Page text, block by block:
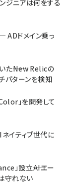
ジニアは何をする
ADドメイン乗っ
た――New Relicの
パターンを検知
」を開発して
イティブ世代に
」設立――AIエー
守れない